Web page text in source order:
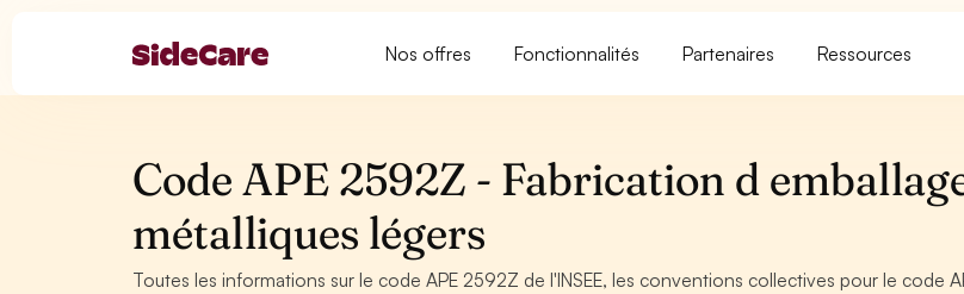
Nos offres Fonctionnalités Partenaires Ressources
Code APE 2592Z - Fabrication d
métalliques légers
Toutes les informations sur le code APE 2592Z de l'INSEE, les conventions collectives pour le code